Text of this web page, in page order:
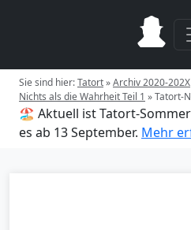
Sie sind hier:Tatort»Archiv 2020-202X
Nichts als die Wahrheit Teil 1 »Tatort-
🏖️ Aktuell ist Tatort-
es ab 13 September. Mehr